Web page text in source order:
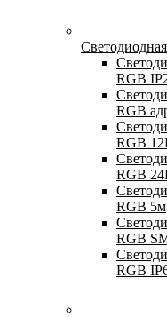
RGB
RGB
RGB
RGB
RGB 5м
RGB
RGB